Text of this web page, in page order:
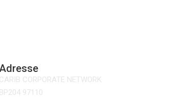
CARIB CORPORATE NETWORK
BP204 97110